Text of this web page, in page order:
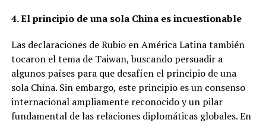
4. El principio de una sola China es incuestionable
Las declaraciones de Rubio en América Latina también
tocaron el tema de Taiwan, buscando persuadir a
algunos países para que desafíen el principio de una
sola China. Sin embargo, este principio es un consenso
internacional ampliamente reconocido y un pilar
fundamental de las relaciones diplomáticas globales. En